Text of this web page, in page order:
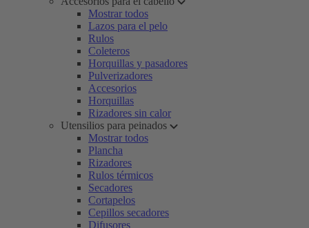
Mostrar todos
Lazos para el pelo
Rulos
Coleteros
Horquillas y pasadores
Pulverizadores
Accesorios
Horquillas
Rizadores sin calor
Utensilios para peinados
Mostrar todos
Plancha
Rizadores
Rulos térmicos
Secadores
Cortapelos
Cepillos secadores
Difusores